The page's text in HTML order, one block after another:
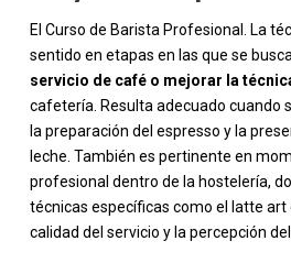
El Curso de Barista Profesional. La
sentido en etapas en las que se busca
servicio de café o mejorar la
cafetería. Resulta adecuado cuando
la preparación del espresso y la
leche. También es pertinente en
profesional dentro de la hostelería,
técnicas específicas como el latte
calidad del servicio y la percepción